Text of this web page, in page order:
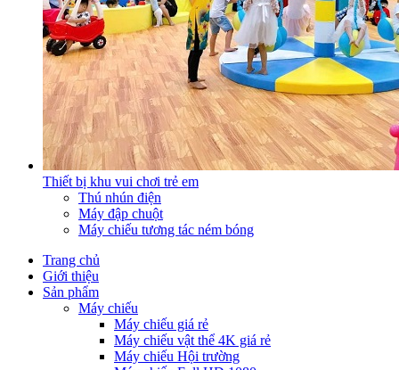
Thiết bị khu vui chơi trẻ em
Thú nhún điện
Máy đập chuột
Máy chiếu tương tác ném bóng
Trang chủ
Giới thiệu
Sản phẩm
Máy chiếu
Máy chiếu giá rẻ
Máy chiếu vật thể 4K giá rẻ
Máy chiếu Hội trường